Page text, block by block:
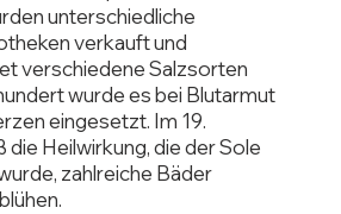
unterschiedliche
verkauft und
verschiedene Salzsorten
wurde es bei Blutarmut
eingesetzt. Im 19.
die Heilwirkung, die der Sole
zahlreiche Bäder